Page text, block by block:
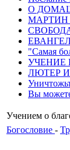
О
МАРТИН
"Самая
УЧЕНИЕ
ЛЮТЕР
Вы
Учением о
Богословие -